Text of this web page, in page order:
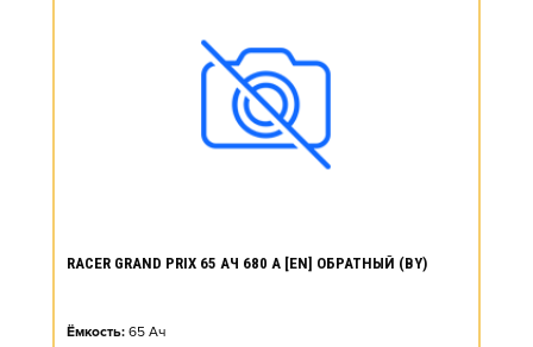
RACER GRAND PRIX 65 АЧ 680 А [EN] ОБРАТНЫЙ (BY)
Ёмкость: 65 Ач